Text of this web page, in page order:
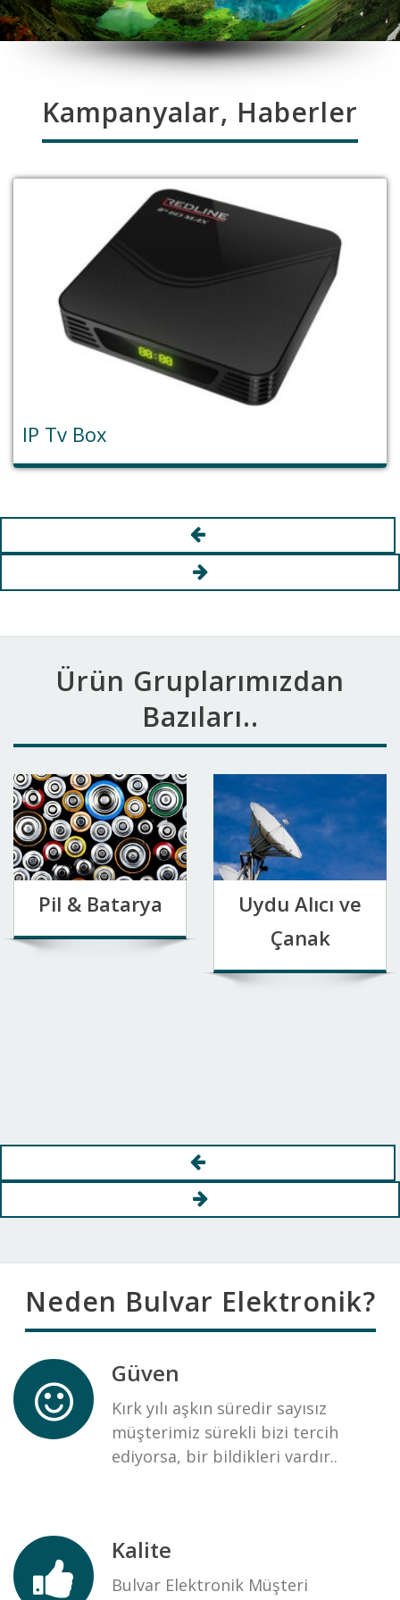
Kampanyalar, Haberler
Tv Box
Ürün Gruplarımızdan
Bazıları..
Pil & Batarya
Uydu Alıcı ve
Çanak
Neden Bulvar Elektronik?
Güven
Kırk yılı aşkın süredir sayısız
müşterimiz sürekli bizi tercih
ediyorsa, bir bildikleri vardır..
Kalite
Bulvar Elektronik Müşteri